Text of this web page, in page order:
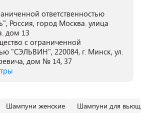
ответственностью
Россия, город Москва. улица
дом 13
с ограниченной
"СЭЛЬВИН", 220084, г. Минск, ул.
дом № 14, 37
Шампуни женские Шампуни для